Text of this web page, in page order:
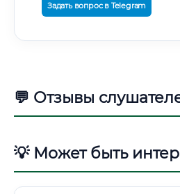
Задать вопрос в Telegram
💬 Отзывы
💡 Может быть